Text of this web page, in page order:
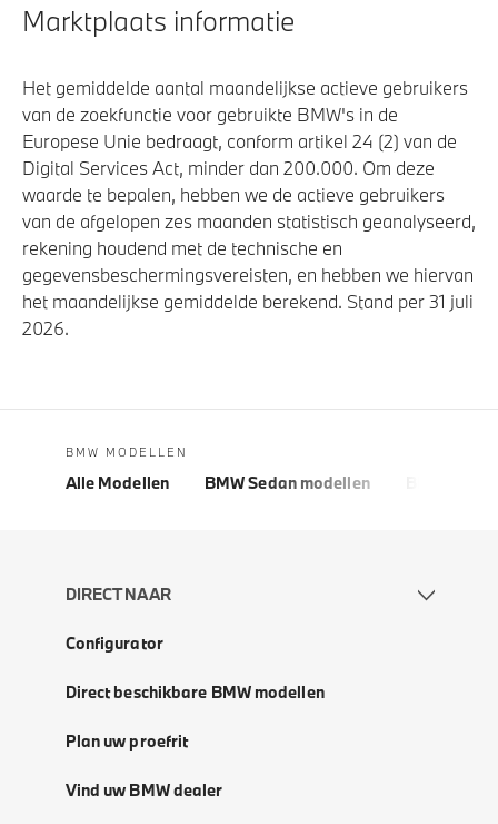
Marktplaats informatie
Het gemiddelde aantal maandelijkse actieve gebruikers
van de zoekfunctie voor gebruikte BMW's in de
Europese Unie bedraagt, conform artikel 24 (2) van de
Digital Services Act, minder dan 200.000. Om deze
waarde te bepalen, hebben we de actieve gebruikers
van de afgelopen zes maanden statistisch geanalyseerd,
rekening houdend met de technische en
gegevensbeschermingsvereisten, en hebben we hiervan
het maandelijkse gemiddelde berekend. Stand per 31 juli
2026.
BMW MODELLEN
Alle Modellen BMW Sedan modellen
DIRECT NAAR
Configurator
Direct beschikbare BMW modellen
Plan uw proefrit
Vind uw BMW dealer